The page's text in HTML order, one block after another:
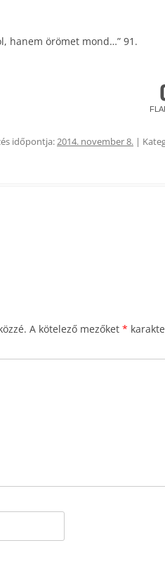
hanem örömet mond…” 91.
időpontja:2014. november 8. |
A kötelező mezőket *